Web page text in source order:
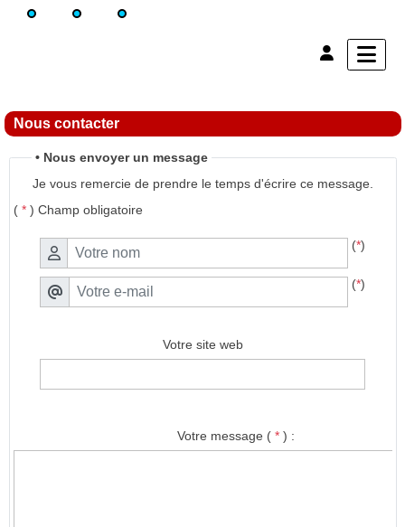
Nous contacter
• Nous envoyer un message
Je vous remercie de prendre le temps d'écrire ce message.
(* ) Champ obligatoire
(*)
(*)
Votre site web
Votre message ( * ) :